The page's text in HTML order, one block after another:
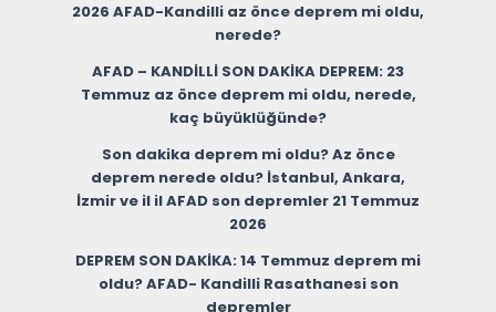
2026 AFAD-Kandilli az önce deprem mi oldu,
nerede?
AFAD – KANDİLLİ SON DAKİKA DEPREM: 23
Temmuz az önce deprem mi oldu, nerede,
kaç büyüklüğünde?
Son dakika deprem mi oldu? Az önce
deprem nerede oldu? İstanbul, Ankara,
İzmir ve il il AFAD son depremler 21 Temmuz
2026
DEPREM SON DAKİKA: 14 Temmuz deprem mi
oldu? AFAD- Kandilli Rasathanesi son
depremler